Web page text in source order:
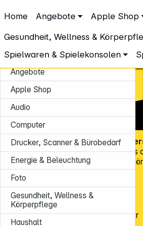
Home Angebote Apple Shop
Gesundheit, Wellness &
Spielwaren & Spielekonsolen
Telekommunikation & Navigation
Zubehör Faxgeräte
Angebote
Apple Shop
Audio
Computer
Drucker, Scanner & Bürobedarf
Energie & Beleuchtung
Foto
Gesundheit, Wellness &
Körperpflege
Haushalt
Über45.000 Artikelund über600
Know-how und Erfahrung zeichnen uns
Kundenadressenin Deutschland
für CE-Technologieprodukte!
Tel.: 0931 9708 - 444
E-Mail:info@dgh.de
Montag – Donnerstag: 8:00 – 17:00 Uhr